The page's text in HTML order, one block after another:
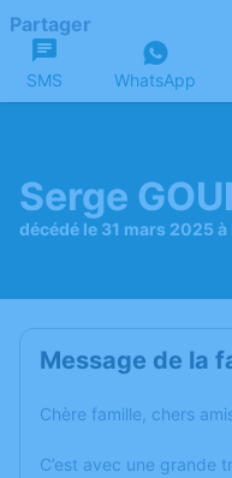
Partager
SMS WhatsApp
Serge
décédé le 31 mars 2025 à
Message de la
Chère famille, chers
C’est avec une grande